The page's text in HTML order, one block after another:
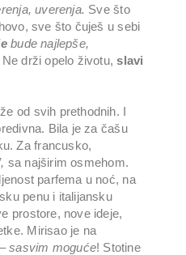
uverenja. Sve što
sve što čuješ u sebi
bude najlepše,
Ne drži opelo životu,slavi
od svih prethodnih. I
Bila je za čašu
Za francusko,
sa najširim osmehom.
parfema u noć, na
penu i italijansku
prostore, nove ideje,
Mirisao je na
–sasvim moguće! Stotine